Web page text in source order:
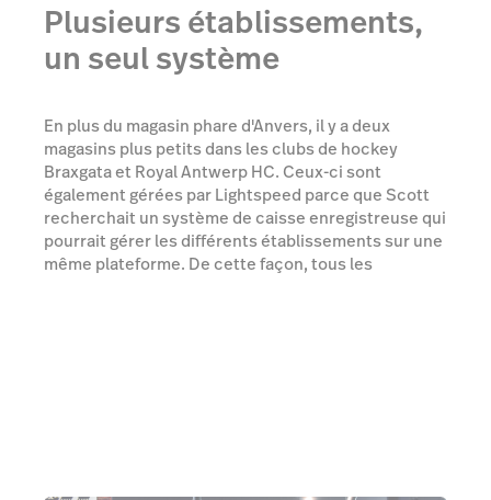
Plusieurs établissements,
un seul système
En plus du magasin phare d'Anvers, il y a deux
magasins plus petits dans les clubs de hockey
Braxgata et Royal Antwerp HC. Ceux-ci sont
également gérées par Lightspeed parce que Scott
recherchait un système de caisse enregistreuse qui
pourrait gérer les différents établissements sur une
même plateforme. De cette façon, tous les